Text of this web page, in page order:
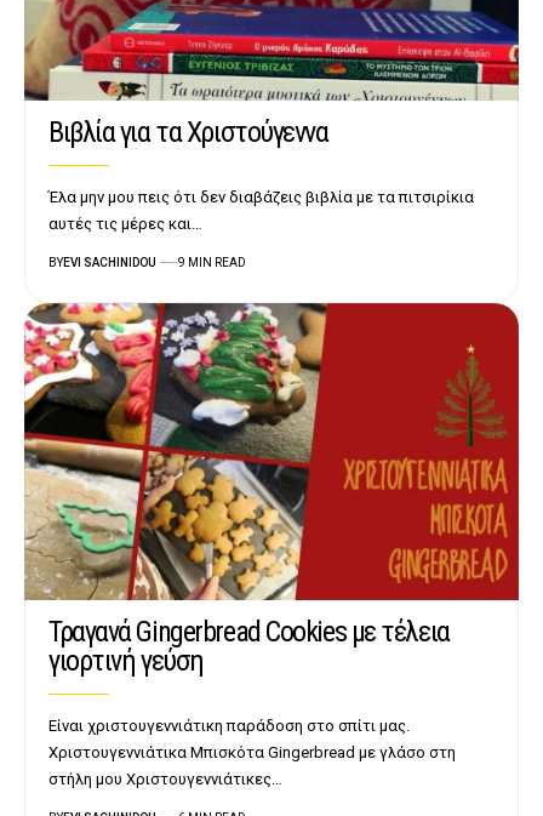
Βιβλία για τα Χριστούγεννα
Έλα μην μου πεις ότι δεν διαβάζεις βιβλία με τα πιτσιρίκια
αυτές τις μέρες και…
BYEVI SACHINIDOU 9 MIN READ
Τραγανά Gingerbread Cookies με τέλεια
γιορτινή γεύση
Είναι χριστουγεννιάτικη παράδοση στο σπίτι μας.
Χριστουγεννιάτικα Μπισκότα Gingerbread με γλάσο στη
στήλη μου Χριστουγεννιάτικες…